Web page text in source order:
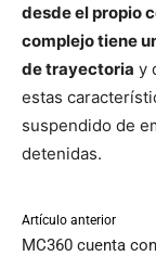
desde el propio
complejo tiene
de trayectoria y
estas
suspendido de
detenidas.
Artículo anterior
MC360 cuenta